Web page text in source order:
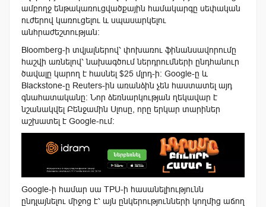
ամբողջ ենթակառուցվածքային համակարգը սեփական
ուժերով կառուցելու և սպասարկելու
անհրաժեշտության։
Bloomberg-ի տվյալներով՝ փոխառու ֆինանսավորումը
հաշվի առնելով՝ նախագծում ներդրումների ընդհանուր
ծավալը կարող է հասնել $25 մլրդ-ի։ Google-ը և
Blackstone-ը Reuters-ին առանձին չեն հաստատել այդ
գնահատականը։ Նոր ձեռնարկության ղեկավար է
նշանակվել Բենջամին Սլոսը, որը երկար տարիներ
աշխատել է Google-ում։
Google-ի համար սա TPU-ի հասանելիությունն
ընդլայնելու միջոց է՝ այն ընկերությունների կողմից աճող